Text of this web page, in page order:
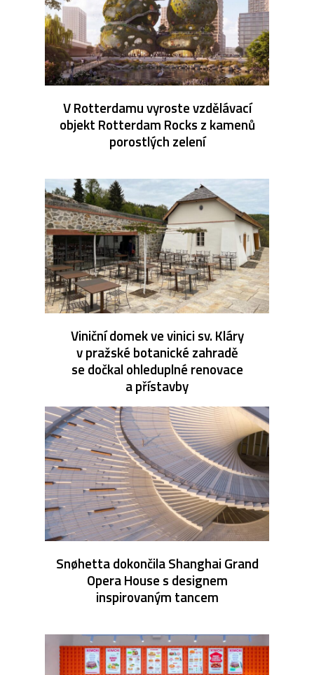
V Rotterdamu vyroste vzdělávací
objekt Rotterdam Rocks z kamenů
porostlých zelení
Viniční domek ve vinici sv. Kláry
v pražské botanické zahradě
se dočkal ohleduplné renovace
a přístavby
Snøhetta dokončila Shanghai Grand
Opera House s designem
inspirovaným tancem